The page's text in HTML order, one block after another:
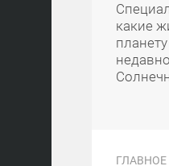
какие
ГЛАВНОЕ